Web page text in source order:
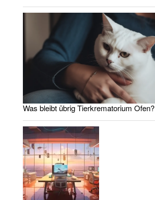
Was bleibt übrig Tierkrematorium Ofen?